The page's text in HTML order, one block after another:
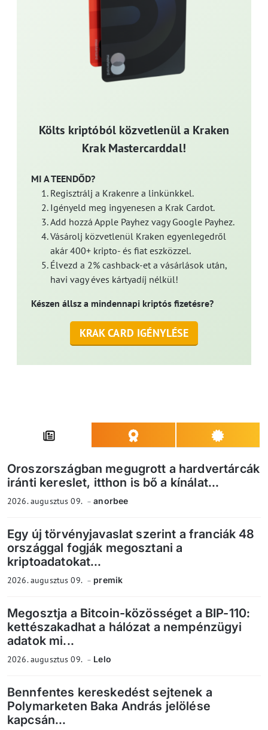
Költs kriptóból közvetlenül a Kraken
Krak Mastercarddal!
MI A TEENDŐD?
Regisztrálj a Krakenre a linkünkkel.
Igényeld meg ingyenesen a Krak Cardot.
Add hozzá Apple Payhez vagy Google Payhez.
Vásárolj közvetlenül Kraken egyenlegedről
akár 400+ kripto- és fiat eszközzel.
Élvezd a 2% cashback-et a vásárlások után,
havi vagy éves kártyadíj nélkül!
Készen állsz a mindennapi kriptós fizetésre?
KRAK CARD IGÉNYLÉSE
Oroszországban megugrott a hardvertárcák
iránti kereslet, itthon is bő a kínálat...
2026. augusztus 09. anorbee
Egy új törvényjavaslat szerint a franciák 48
országgal fogják megosztani a
kriptoadatokat...
2026. augusztus 09. premik
Megosztja a Bitcoin-közösséget a BIP-110:
kettészakadhat a hálózat a nempénzügyi
adatok mi...
2026. augusztus 09. Lelo
Bennfentes kereskedést sejtenek a
Polymarketen Baka András jelölése
kapcsán...